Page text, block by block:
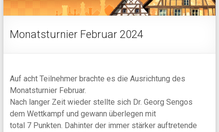
Monatsturnier Februar 2024
Auf acht Teilnehmer brachte es die Ausrichtung des
Monatsturnier Februar.
Nach langer Zeit wieder stellte sich Dr. Georg Sengos
dem Wettkampf und gewann überlegen mit
total 7 Punkten. Dahinter der immer stärker auftretende